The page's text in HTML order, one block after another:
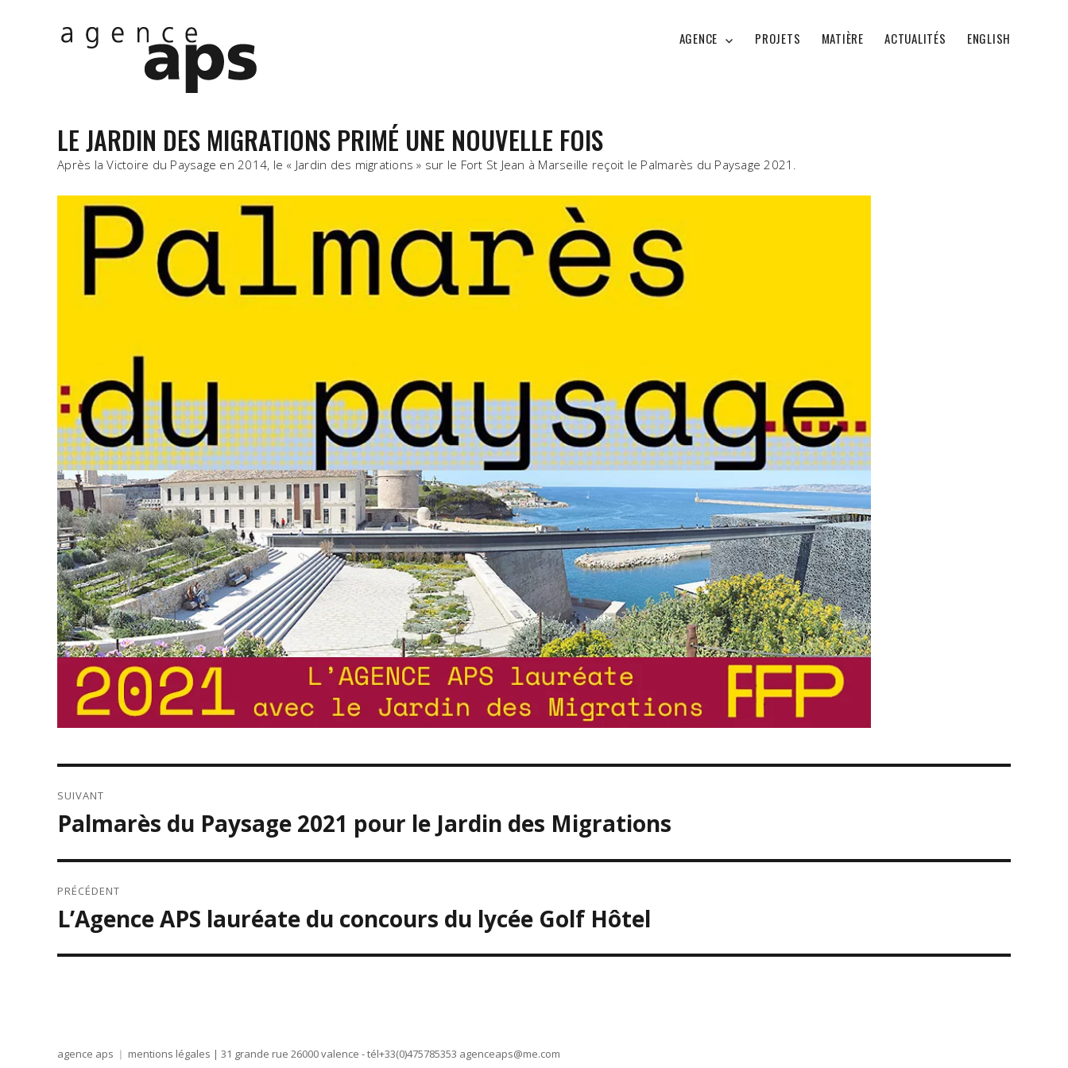
AGENCE PROJETS MATIÈRE ACTUALITÉS ENGLISH
LE JARDIN DES MIGRATIONS PRIMÉ UNE NOUVELLE FOIS
Après la Victoire du Paysage en 2014, le « Jardin des migrations » sur le Fort St Jean à Marseille reçoit le Palmarès du Paysage 2021.
DE
L’ARTICLE
SUIVANT
Publication
Palmarès du Paysage 2021 pour le Jardin des Migrations
PRÉCÉDENT
Publication
précédente :
L’Agence APS lauréate du concours du lycée Golf Hôtel
agence aps mentions légales | 31 grande rue 26000 valence - tél+33(0)475785353 agenceaps@me.com